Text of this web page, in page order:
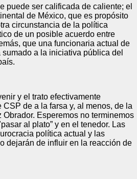
puede ser calificada de caliente; el
de México, que es propósito
circunstancia de la política
de un posible acuerdo entre
que una funcionaria actual de
a la iniciativa pública del
y el trato efectivamente
CSP de a la farsa y, al menos, de la
Esperemos no terminemos
al plato” y en el tenedor. Las
política actual y las
dejarán de influir en la reacción de